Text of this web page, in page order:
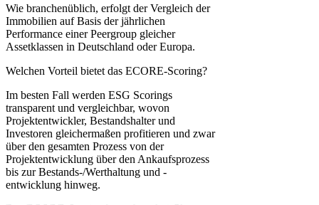
Wie branchenüblich, erfolgt der Vergleich der
Immobilien auf Basis der jährlichen
Performance einer Peergroup gleicher
Assetklassen in Deutschland oder Europa.
Welchen Vorteil bietet das ECORE-Scoring?
Im besten Fall werden ESG Scorings
transparent und vergleichbar, wovon
Projektentwickler, Bestandshalter und
Investoren gleichermaßen profitieren und zwar
über den gesamten Prozess von der
Projektentwicklung über den Ankaufsprozess
bis zur Bestands-/Werthaltung und -
entwicklung hinweg.